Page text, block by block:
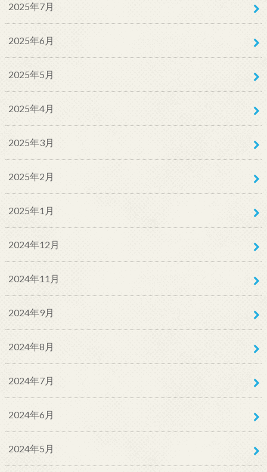
2025年7月
2025年6月
2025年5月
2025年4月
2025年3月
2025年2月
2025年1月
2024年12月
2024年11月
2024年9月
2024年8月
2024年7月
2024年6月
2024年5月